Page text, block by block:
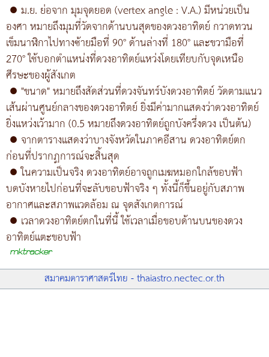
● ม.ย. ย่อจาก มุมจุดยอด (vertex angle : V.A.) มีหน่วยเป็น
องศา หมายถึงมุมที่วัดจากด้านบนสุดของดวงอาทิตย์ กวาดทวน
เข็มนาฬิกาไปทางซ้ายมือที่ 90° ด้านล่างที่ 180° และขวามือที่
270° ใช้บอกตำแหน่งที่ดวงอาทิตย์แหว่งโดยเทียบกับจุดเหนือ
ศีรษะของผู้สังเกต
● "ขนาด" หมายถึงสัดส่วนที่ดวงจันทร์บังดวงอาทิตย์ วัดตามแนว
เส้นผ่านศูนย์กลางของดวงอาทิตย์ ยิ่งมีค่ามากแสดงว่าดวงอาทิตย์
ยิ่งแหว่งเว้ามาก (0.5 หมายถึงดวงอาทิตย์ถูกบังครึ่งดวง เป็นต้น)
● จากตารางแสดงว่าบางจังหวัดในภาคอีสาน ดวงอาทิตย์ตก
ก่อนที่ปรากฏการณ์จะสิ้นสุด
● ในความเป็นจริง ดวงอาทิตย์อาจถูกเมฆหมอกใกล้ขอบฟ้า
บดบังหายไปก่อนที่จะลับขอบฟ้าจริง ๆ ทั้งนี้ก็ขึ้นอยู่กับสภาพ
อากาศและสภาพแวดล้อม ณ จุดสังเกตการณ์
● เวลาดวงอาทิตย์ตกในที่นี้ ใช้เวลาเมื่อขอบด้านบนของดวง
อาทิตย์แตะขอบฟ้า
สมาคมดาราศาสตร์ไทย - thaiastro.nectec.or.th